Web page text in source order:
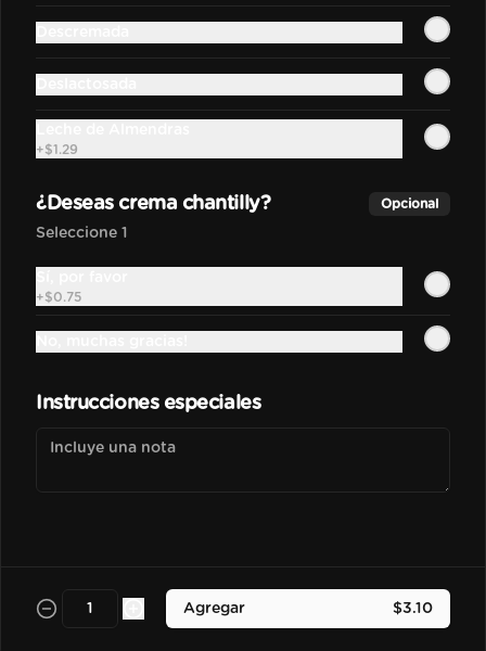
$3.00
nuestra base madre hecha con
espressos, leche y salsa de
espressos, leche y esencia de vainilla
espressos, leche y esencia de
avellana francesa.
+$1.29
¿Deseas crema chantilly? Opcional
Seleccione 1
+$0.75
Instrucciones especiales
Agregar $3.10